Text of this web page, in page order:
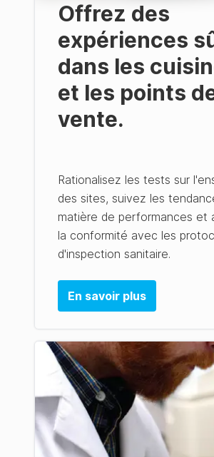
Offrez des
expériences
dans les
et les points
vente.
Rationalisez les tests sur
des sites, suivez les
matière de performances et
la conformité avec les
d'inspection sanitaire.
En savoir plus